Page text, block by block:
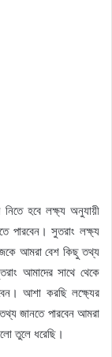
হবে লক্ষ্য অনুযায়ী
পারবেন। সুতরাং লক্ষ্য
আমরা বেশ কিছু তথ্য
আমাদের সাথে থেকে
আশা করছি লক্ষ্যের
জানতে পারবেন আমরা
তুলে ধরেছি।